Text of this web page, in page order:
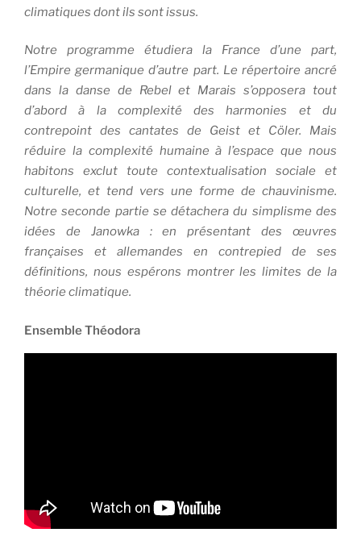
climatiques dont ils sont issus.
Notre programme étudiera la France d’une part,
l’Empire germanique d’autre part. Le répertoire ancré
dans la danse de Rebel et Marais s’opposera tout
d’abord à la complexité des harmonies et du
contrepoint des cantates de Geist et Cöler. Mais
réduire la complexité humaine à l’espace que nous
habitons exclut toute contextualisation sociale et
culturelle, et tend vers une forme de chauvinisme.
Notre seconde partie se détachera du simplisme des
idées de Janowka : en présentant des œuvres
françaises et allemandes en contrepied de ses
définitions, nous espérons montrer les limites de la
théorie climatique.
Ensemble Théodora